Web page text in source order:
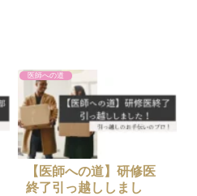
医師への道
【医師への道】研修医
終了引っ越ししまし